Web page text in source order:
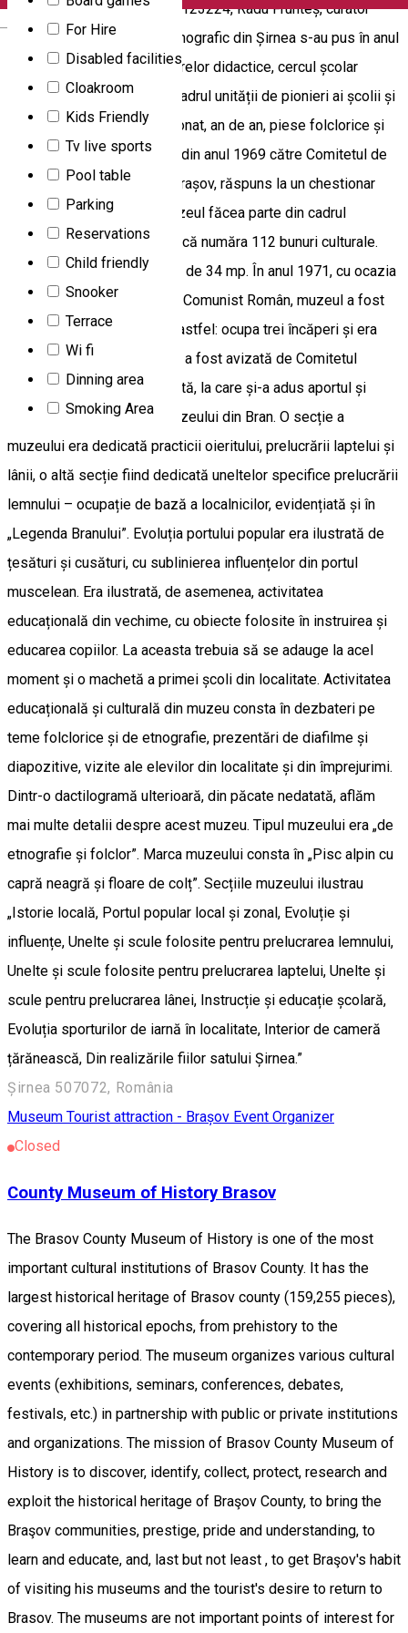
For Hire
Disabled facilities
Cloakroom
Kids Friendly
Tv live sports
Pool table
Parking
Reservations
Child friendly
Snooker
Terrace
Wi fi
Dinning area
Smoking Area
Programări la telefon: 0740123224, Radu Frunteș, curator
muzeu. Bazele muzeului etnografic din Șirnea s-au pus în anul
1965. Sub coordonarea cadrelor didactice, cercul școlar
„Căutătorii de comori” din cadrul unității de pionieri ai școlii și
cetățenii din sat, au colecționat, an de an, piese folclorice și
etnografice. Dintr-o adresă din anul 1969 către Comitetul de
Cultură și Artă al județului Brașov, răspuns la un chestionar
standard, putem afla că muzeul făcea parte din cadrul
Căminului Cultural Șirnea și că număra 112 bunuri culturale.
Suprafața expozițională era de 34 mp. În anul 1971, cu ocazia
semicentenarului Partidului Comunist Român, muzeul a fost
reorganizat și se prezenta astfel: ocupa trei încăperi și era
organizat tematic. Tematica a fost avizată de Comitetul
județean pentru cultură și artă, la care și-a adus aportul și
Titus Hașdeu, directorul muzeului din Bran. O secție a
muzeului era dedicată practicii oieritului, prelucrării laptelui și
lânii, o altă secție fiind dedicată uneltelor specifice prelucrării
lemnului – ocupație de bază a localnicilor, evidențiată și în
„Legenda Branului”. Evoluția portului popular era ilustrată de
țesături și cusături, cu sublinierea influențelor din portul
muscelean. Era ilustrată, de asemenea, activitatea
educațională din vechime, cu obiecte folosite în instruirea și
educarea copiilor. La aceasta trebuia să se adauge la acel
moment și o machetă a primei școli din localitate. Activitatea
educațională și culturală din muzeu consta în dezbateri pe
teme folclorice și de etnografie, prezentări de diafilme și
diapozitive, vizite ale elevilor din localitate și din împrejurimi.
Dintr-o dactilogramă ulterioară, din păcate nedatată, aflăm
mai multe detalii despre acest muzeu. Tipul muzeului era „de
etnografie și folclor”. Marca muzeului consta în „Pisc alpin cu
capră neagră și floare de colț”. Secțiile muzeului ilustrau
„Istorie locală, Portul popular local și zonal, Evoluție și
influențe, Unelte și scule folosite pentru prelucrarea lemnului,
Unelte și scule folosite pentru prelucrarea laptelui, Unelte și
scule pentru prelucrarea lânei, Instrucție și educație școlară,
Evoluția sporturilor de iarnă în localitate, Interior de cameră
țărănească, Din realizările fiilor satului Șirnea.”
Șirnea 507072, România
Museum Tourist attraction - Brașov Event Organizer
Closed
County Museum of History Brasov
The Brasov County Museum of History is one of the most
important cultural institutions of Brasov County. It has the
largest historical heritage of Brasov county (159,255 pieces),
covering all historical epochs, from prehistory to the
contemporary period. The museum organizes various cultural
events (exhibitions, seminars, conferences, debates,
festivals, etc.) in partnership with public or private institutions
and organizations. The mission of Brasov County Museum of
History is to discover, identify, collect, protect, research and
exploit the historical heritage of Braşov County, to bring the
Braşov communities, prestige, pride and understanding, to
learn and educate, and, last but not least , to get Braşov's habit
of visiting his museums and the tourist's desire to return to
Brasov. The museums are not important points of interest for